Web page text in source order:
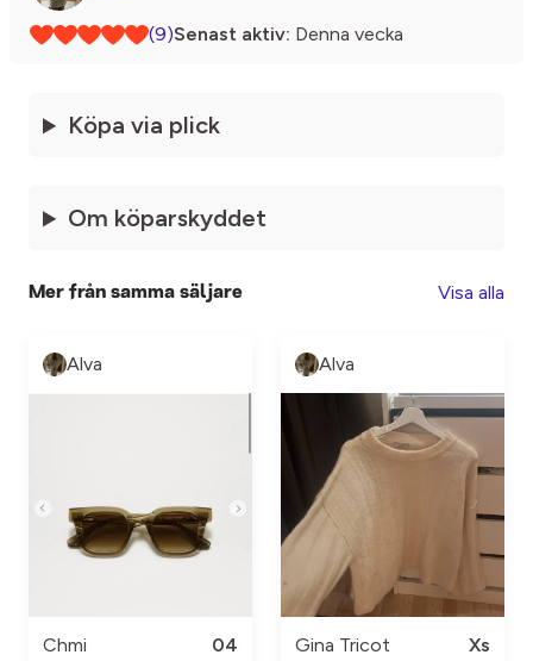
(9)Senast aktiv: Denna vecka
Köpa via plick
Om köparskyddet
Mer från samma säljare Visa alla
Alva
Chmi
04
Alva
Gina Tricot
Xs